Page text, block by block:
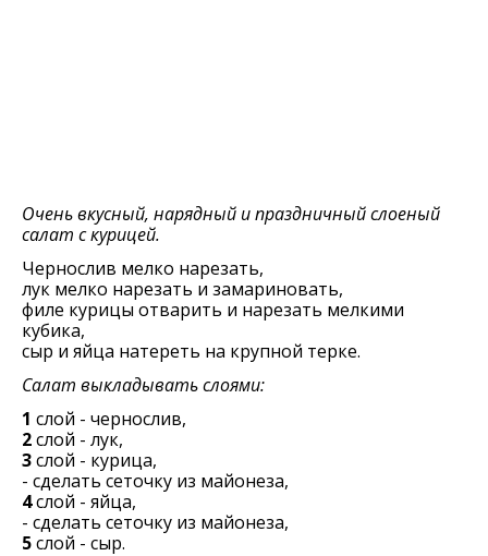
Очень вкусный, нарядный и праздничный слоеный
салат с курицей.
Чернослив мелко нарезать,
лук мелко нарезать и замариновать,
филе курицы отварить и нарезать мелкими
кубика,
сыр и яйца натереть на крупной терке.
Салат выкладывать слоями:
1 слой - чернослив,
2слой - лук,
3слой - курица,
- сделать сеточку из майонеза,
4слой - яйца,
- сделать сеточку из майонеза,
5слой - сыр.